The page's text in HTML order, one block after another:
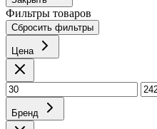
Фильтры товаров
Сбросить фильтры
Цена
Бренд